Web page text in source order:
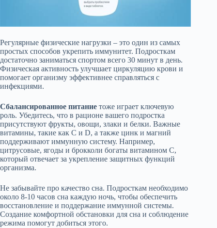
Регулярные физические нагрузки – это один из самых
простых способов укрепить иммунитет. Подросткам
достаточно заниматься спортом всего 30 минут в день.
Физическая активность улучшает циркуляцию крови и
помогает организму эффективнее справляться с
инфекциями.
Сбалансированное питание тоже играет ключевую
роль. Убедитесь, что в рационе вашего подростка
присутствуют фрукты, овощи, злаки и белки. Важные
витамины, такие как С и D, а также цинк и магний
поддерживают иммунную систему. Например,
цитрусовые, ягоды и брокколи богаты витамином C,
который отвечает за укрепление защитных функций
организма.
Не забывайте про качество сна. Подросткам необходимо
около 8-10 часов сна каждую ночь, чтобы обеспечить
восстановление и поддержание иммунной системы.
Создание комфортной обстановки для сна и соблюдение
режима помогут добиться этого.